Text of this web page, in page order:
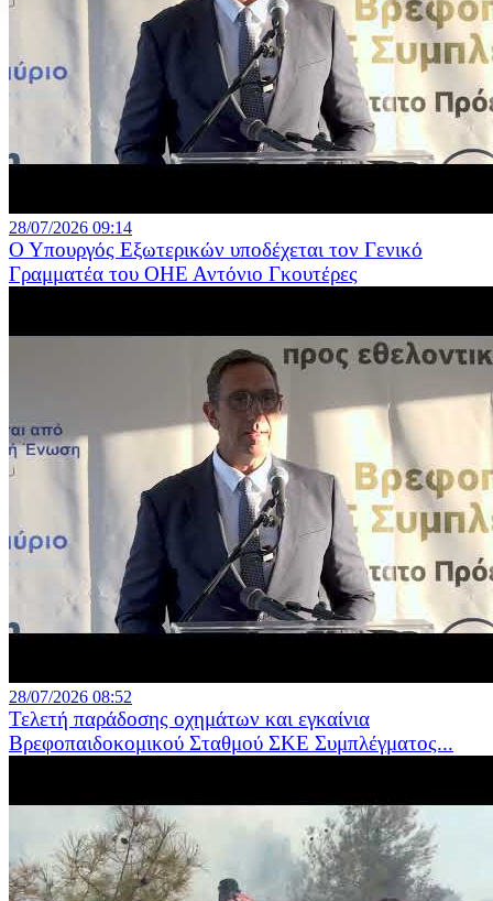
28/07/2026 09:14
Ο Υπουργός Εξωτερικών υποδέχεται τον Γενικό
Γραμματέα του ΟΗΕ Αντόνιο Γκουτέρες
28/07/2026 08:52
Τελετή παράδοσης οχημάτων και εγκαίνια
Βρεφοπαιδοκομικού Σταθμού ΣΚΕ Συμπλέγματος...